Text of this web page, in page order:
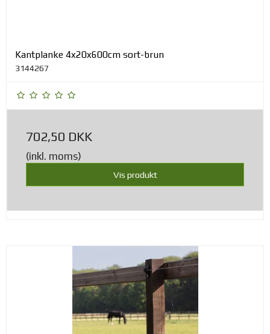
Kantplanke 4x20x600cm sort-brun
3144267
702,50 DKK
(inkl. moms)
Vis produkt